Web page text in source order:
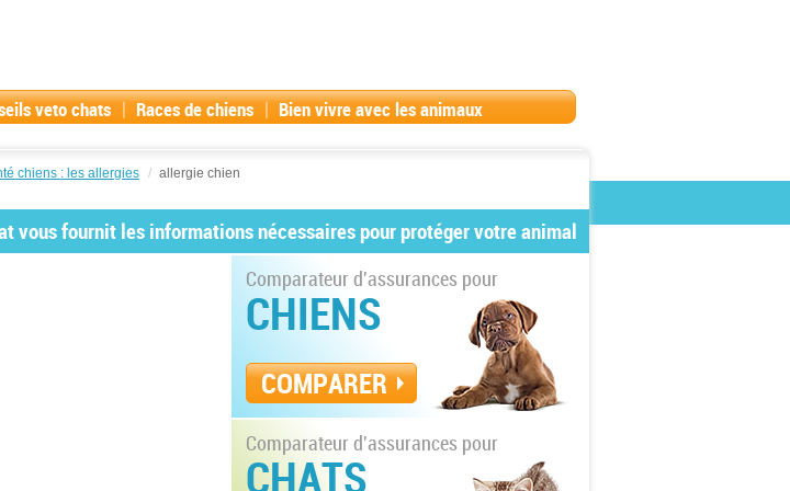
veto chats | Races de chiens | Bien vivre avec les animaux
chiens : les allergies / allergie chien
vous fournit les informations nécessaires pour protéger votre animal
Comparateur d'assurances pour
CHIENS
COMPARER
Comparateur d'assurances pour
CHATS